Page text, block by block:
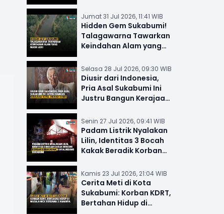
Jumat 31 Jul 2026, 11:41 WIB
Hidden Gem Sukabumi!
Talagawarna Tawarkan
Keindahan Alam yang
Selasa 28 Jul 2026, 09:30 WIB
Diusir dari Indonesia,
Pria Asal Sukabumi Ini
Justru Bangun Kerajaan
Senin 27 Jul 2026, 09:41 WIB
Padam Listrik Nyalakan
Lilin, Identitas 3 Bocah
Kakak Beradik Korban
Kamis 23 Jul 2026, 21:04 WIB
Cerita Meti di Kota
Sukabumi: Korban KDRT,
Bertahan Hidup di